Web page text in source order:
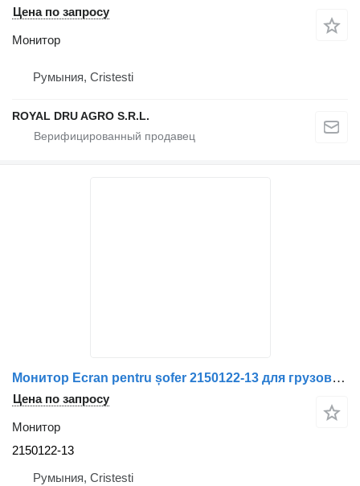
Цена по запросу
Монитор
Румыния, Cristesti
ROYAL DRU AGRO S.R.L.
Монитор Ecran pentru șofer 2150122-13 для грузовика Thoreb Irisbus
Цена по запросу
Монитор
2150122-13
Румыния, Cristesti